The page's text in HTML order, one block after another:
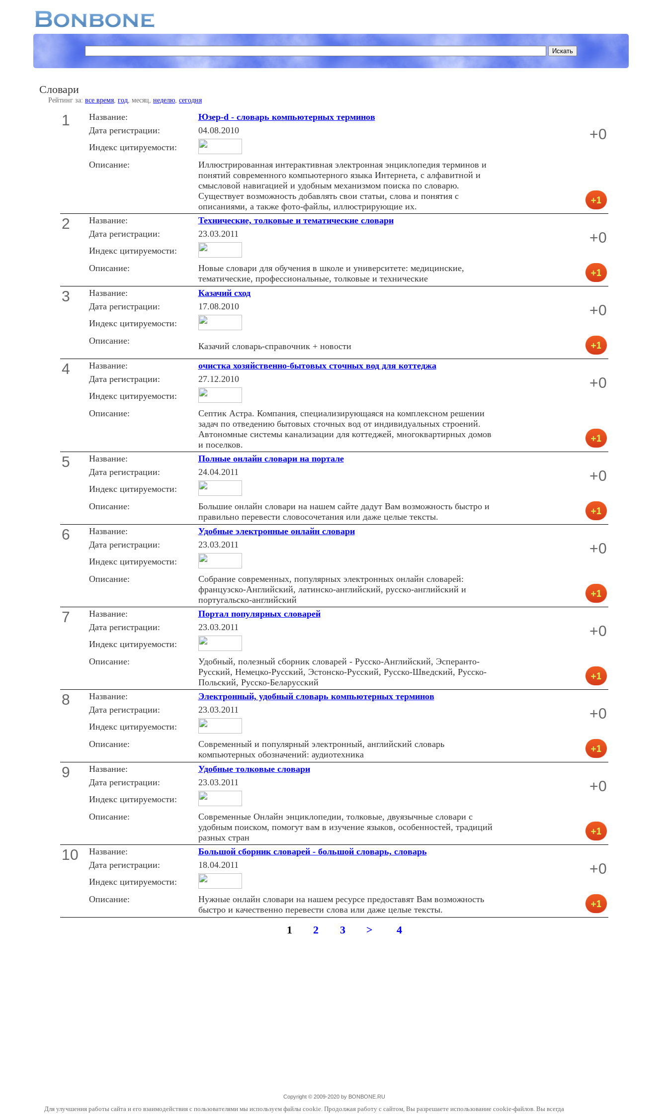
Словари
Рейтинг за:все время,год, месяц,неделю,сегодня
1 Название: Юзер-d - словарь компьютерных терминов
+0
Дата регистрации:
04.08.2010
Индекс цитируемости:
Описание:
Иллюстрированная интерактивная электронная энциклопедия терминов и
понятий современного компьютерного языка Интернета, с алфавитной и
смысловой навигацией и удобным механизмом поиска по словарю.
Существует возможность добавлять свои статьи, слова и понятия с
описаниями, а также фото-файлы, иллюстрирующие их.
2 Название: Технические, толковые и тематические словари
+0
Дата регистрации:
23.03.2011
Индекс цитируемости:
Описание:
Новые словари для обучения в школе и университете: медицинские,
тематические, профессиональные, толковые и технические
3 Название: Казачий сход
+0
Дата регистрации:
17.08.2010
Индекс цитируемости:
Описание:
Казачий словарь-справочник + новости
4 Название: очистка хозяйственно-бытовых сточных вод для коттеджа
+0
Дата регистрации:
27.12.2010
Индекс цитируемости:
Описание:
Септик Астра. Компания, специализирующаяся на комплексном решении
задач по отведению бытовых сточных вод от индивидуальных строений.
Автономные системы канализации для коттеджей, многоквартирных домов
и поселков.
5 Название: Полные онлайн словари на портале
+0
Дата регистрации:
24.04.2011
Индекс цитируемости:
Описание:
Большие онлайн словари на нашем сайте дадут Вам возможность быстро и
правильно перевести словосочетания или даже целые тексты.
6 Название: Удобные электронные онлайн словари
+0
Дата регистрации:
23.03.2011
Индекс цитируемости:
Описание:
Собрание современных, популярных электронных онлайн словарей:
французско-Английский, латинско-английский, русско-английский и
португальско-английский
7 Название: Портал популярных словарей
+0
Дата регистрации:
23.03.2011
Индекс цитируемости:
Описание:
Удобный, полезный сборник словарей - Русско-Английский, Эсперанто-
Русский, Немецко-Русский, Эстонско-Русский, Русско-Шведский, Русско-
Польский, Русско-Беларусский
8 Название: Электронный, удобный словарь компьютерных терминов
+0
Дата регистрации:
23.03.2011
Индекс цитируемости:
Описание:
Современный и популярный электронный, английский словарь
компьютерных обозначений: аудиотехника
9 Название: Удобные толковые словари
+0
Дата регистрации:
23.03.2011
Индекс цитируемости:
Описание:
Современные Онлайн энциклопедии, толковые, двуязычные словари с
удобным поиском, помогут вам в изучение языков, особенностей, традиций
разных стран
10 Название: Большой сборник словарей - большой словарь, словарь
+0
Дата регистрации:
18.04.2011
Индекс цитируемости:
Описание:
Нужные онлайн словари на нашем ресурсе предоставят Вам возможность
быстро и качественно перевести слова или даже целые тексты.
1 2 3 > 4
Copyright © 2009-2020 by BONBONE.RU
Для улучшения работы сайта и его взаимодействия с пользователями мы используем файлы cookie. Продолжая работу с сайтом, Вы разрешаете использование cookie-файлов. Вы всегда